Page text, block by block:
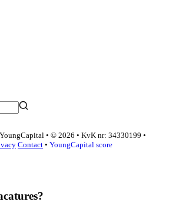
• © 2026 • KvK nr: 34330199 •
Contact • YoungCapital score